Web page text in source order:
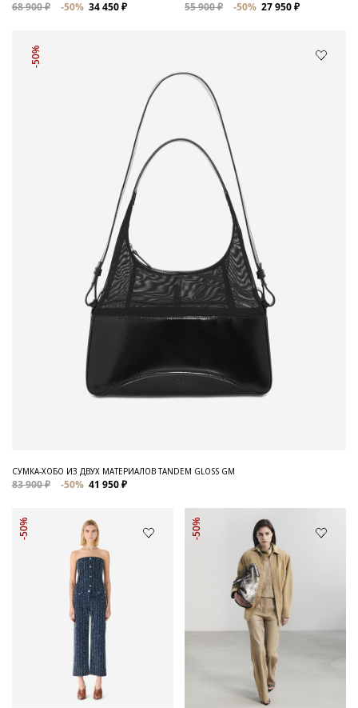
68 900 ₽ -50% 34 450 ₽ 55 900 ₽ -50% 27 950 ₽
-50%
СУМКА-ХОБО ИЗ ДВУХ МАТЕРИАЛОВ TANDEM GLOSS GM
83 900 ₽ -50% 41 950 ₽
-50% -50%